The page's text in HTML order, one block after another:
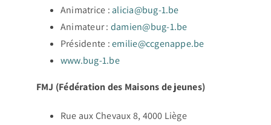
Animatrice : alicia@bug-1.be
Animateur : damien@bug-1.be
Présidente :emilie@ccgenappe.be
www.bug-1.be
FMJ (Fédération des Maisons de jeunes)
Rue aux Chevaux 8, 4000 Liège